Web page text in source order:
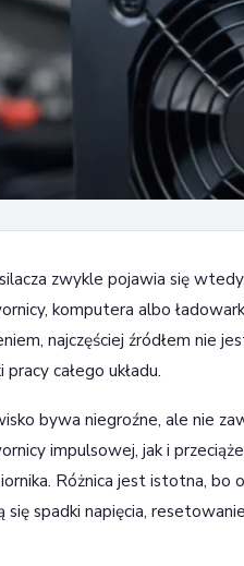
zasilacz
8 min czytania
zwykle pojawia się
komputera albo
najczęściej źródłem nie
pracy całego układu.
bywa niegroźne, ale nie
impulsowej, jak i
Różnica jest istotna, bo
się spadki napięcia,